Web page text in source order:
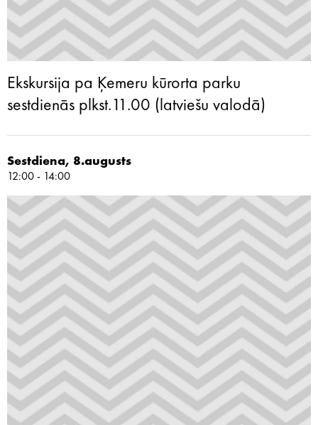
Ekskursija pa Ķemeru kūrorta parku
sestdienās plkst.11.00 (latviešu valodā)
Sestdiena, 8.augusts
12:00 - 14:00